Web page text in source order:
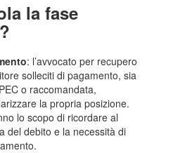
la fase
: l’avvocato per recupero
solleciti di pagamento, sia
o raccomandata,
la propria posizione.
lo scopo di ricordare al
del debito e la necessità di